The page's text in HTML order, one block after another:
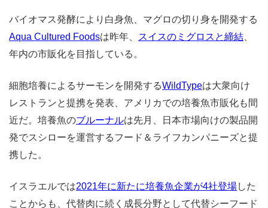
バイオマス発酵により白身魚、マグロの切り身を開発する
Aqua Cultured Foodsは昨年、 スイスのミグロスと締結
年内の市販化を目指している。
細胞培養によるサーモンを開発するWildTypeは大衆向け
レストランと提携を発表、アメリカでの培養魚市販化も間
近だ。 培養魚のブルーナルは先月、日本市場向けの製品開
発でスシローを運営するフード＆ライフカンパニーズと提
携した。
イスラエルでは2021年に新たに培養魚企業が4社登場した
ことからも、代替肉に続く成長分野として代替シーフード